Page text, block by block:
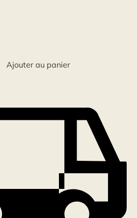
Ajouter au panier